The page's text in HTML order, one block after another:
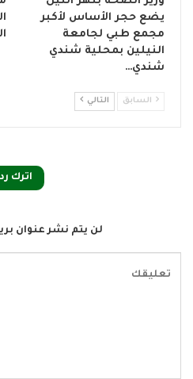
يضع حجر الأساس لأكبر
مجمع طبي لجامعة
النيلين بمحلية شندي
شندي…
السابق التالي
اترك رد
لن يتم نشر عنوان